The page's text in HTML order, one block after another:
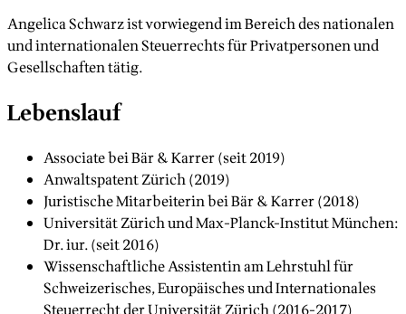
Angelica Schwarz ist vorwiegend im Bereich des nationalen
und internationalen Steuerrechts für Privatpersonen und
Gesellschaften tätig.
Lebenslauf
Associate bei Bär & Karrer (seit 2019)
Anwaltspatent Zürich (2019)
Juristische Mitarbeiterin bei Bär & Karrer (2018)
Universität Zürich und Max-Planck-Institut München:
Dr. iur. (seit 2016)
Wissenschaftliche Assistentin am Lehrstuhl für
Schweizerisches, Europäisches und Internationales